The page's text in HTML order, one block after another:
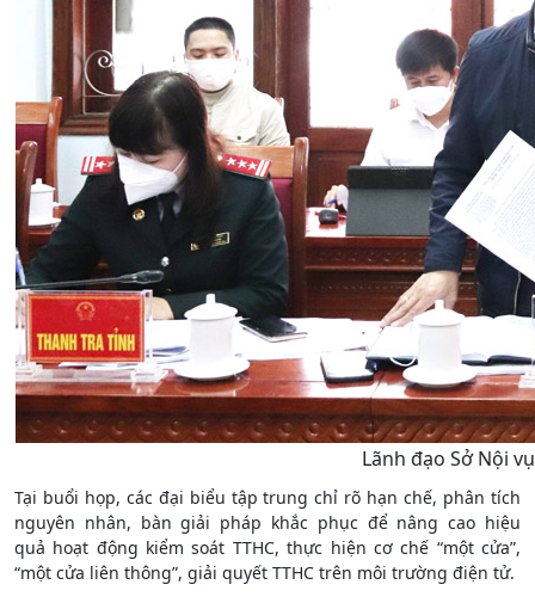
Lãnh đạo Sở Nội
Tại buổi họp, các đại biểu tập trung chỉ rõ hạn chế, phân tích
nguyên nhân, bàn giải pháp khắc phục để nâng cao hiệu
quả hoạt động kiểm soát TTHC, thực hiện cơ chế “một cửa”,
“một cửa liên thông”, giải quyết TTHC trên môi trường điện tử.